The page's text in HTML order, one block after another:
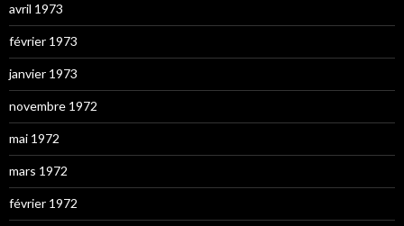
avril 1973
février 1973
janvier 1973
novembre 1972
mai 1972
mars 1972
février 1972